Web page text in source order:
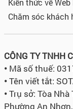
Kiến thức về
Chăm sóc khách
CÔNG TY TNHH
• Mã số thuế:
•Tên viết tắt:
•Trụ sở: Tòa
Phường An